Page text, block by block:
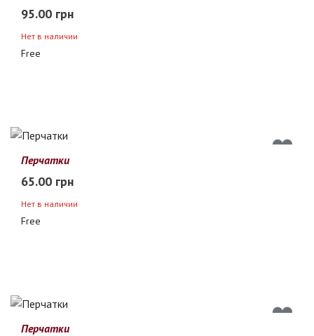
95.00 грн
Нет в наличии
Free
Перчатки
65.00 грн
Нет в наличии
Free
Перчатки